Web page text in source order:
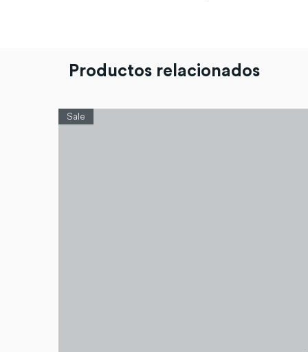
Productos relacionados
Sale